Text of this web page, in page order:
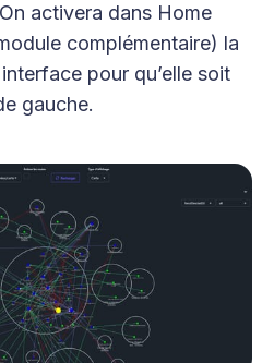
activera dans Home
complémentaire) la
pour qu’elle soit
gauche.